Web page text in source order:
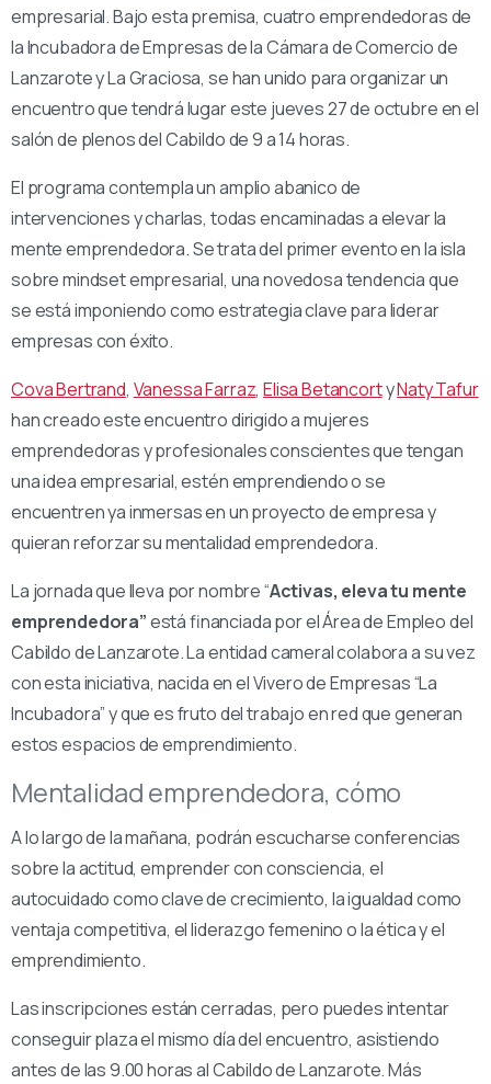
empresarial. Bajo esta premisa, cuatro emprendedoras de
la Incubadora de Empresas de la Cámara de Comercio de
Lanzarote y La Graciosa, se han unido para organizar un
encuentro que tendrá lugar este jueves 27 de octubre en el
salón de plenos del Cabildo de 9 a 14 horas.
El programa contempla un amplio abanico de
intervenciones y charlas, todas encaminadas a elevar la
mente emprendedora. Se trata del primer evento en la isla
sobre mindset empresarial, una novedosa tendencia que
se está imponiendo como estrategia clave para liderar
empresas con éxito.
Cova Bertrand, Vanessa Farraz,Elisa BetancortyNaty Tafur
han creado este encuentro dirigido a mujeres
emprendedoras y profesionales conscientes que tengan
una idea empresarial, estén emprendiendo o se
encuentren ya inmersas en un proyecto de empresa y
quieran reforzar su mentalidad emprendedora.
La jornada que lleva por nombre “Activas, eleva tu mente
emprendedora”está financiada por el Área de Empleo del
Cabildo de Lanzarote. La entidad cameral colabora a su vez
con esta iniciativa, nacida en el Vivero de Empresas “La
Incubadora” y que es fruto del trabajo en red que generan
estos espacios de emprendimiento.
Mentalidad emprendedora, cómo
A lo largo de la mañana, podrán escucharse conferencias
sobre la actitud, emprender con consciencia, el
autocuidado como clave de crecimiento, la igualdad como
ventaja competitiva, el liderazgo femenino o la ética y el
emprendimiento.
Las inscripciones están cerradas, pero puedes intentar
conseguir plaza el mismo día del encuentro, asistiendo
antes de las 9.00 horas al Cabildo de Lanzarote. Más